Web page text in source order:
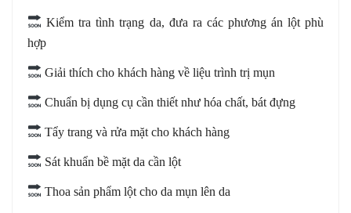
Kiểm tra tình trạng da, đưa ra các phương án lột phù
hợp
Giải thích cho khách hàng về liệu trình trị mụn
Chuẩn bị dụng cụ cần thiết như hóa chất, bát đựng
Tẩy trang và rửa mặt cho khách hàng
Sát khuẩn bề mặt da cần lột
Thoa sản phẩm lột cho da mụn lên da